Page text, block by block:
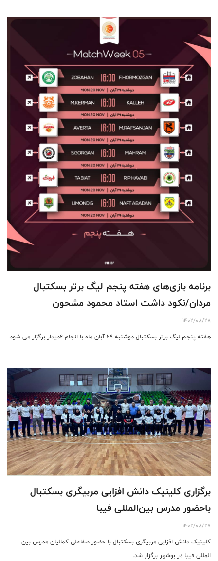
برنامه بازی‌های هفته پنجم لیگ برتر بسکتبال
مردان/نکود داشت استاد محمود مشحون
1402/08/28
هفته پنجم لیگ برتر بسکتبال دوشنبه ۲۹ آبان ماه با انجام ۶دیدار برگزار می شود.
برگزاری کلینیک دانش افزایی مربیگری بسکتبال
باحضور مدرس بین‌المللی فیبا
1402/08/27
کلینیک دانش افزایی مربیگری بسکتبال با حضور صفاعلی کمالیان مدرس بین
المللی فیبا در بوشهر برگزار شد.